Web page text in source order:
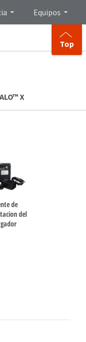
Equipos
Top
X
de
del